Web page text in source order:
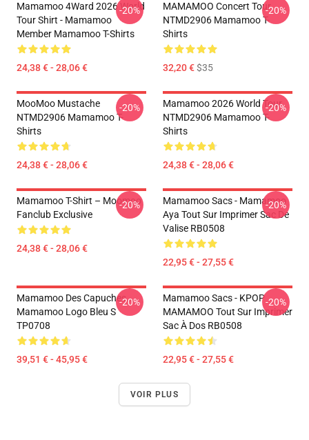
Mamamoo 4Ward 2026 World
Tour Shirt - Mamamoo
Member Mamamoo T-Shirts
24,38 € - 28,06 €
-20%
MAMAMOO Concert Tour
NTMD2906 Mamamoo T-
Shirts
32,20 €$35
-20%
MooMoo Mustache
NTMD2906 Mamamoo T-
Shirts
24,38 € - 28,06 €
-20%
Mamamoo 2026 World Tour
NTMD2906 Mamamoo T-
Shirts
24,38 € - 28,06 €
-20%
Mamamoo T-Shirt – Moomoo
Fanclub Exclusive
24,38 € - 28,06 €
-20%
Mamamoo Sacs - Mamamoo
Aya Tout Sur Imprimer Sac De
Valise RB0508
22,95 € - 27,55 €
-20%
Mamamoo Des Capuches...
Mamamoo Logo Bleu S
TP0708
39,51 € - 45,95 €
-20%
Mamamoo Sacs - KPOP
MAMAMOO Tout Sur Imprimer
Sac À Dos RB0508
22,95 € - 27,55 €
-20%
VOIR PLUS